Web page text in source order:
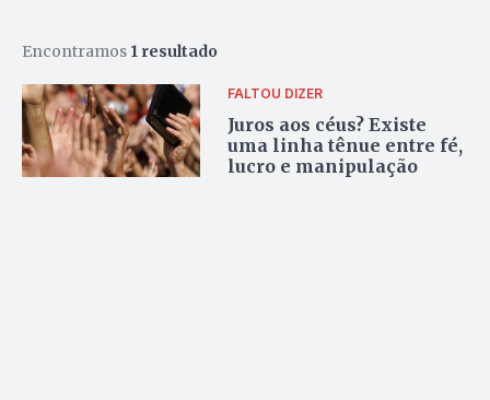
Encontramos 1 resultado
FALTOU DIZER
Juros aos céus? Existe
uma linha tênue entre fé,
lucro e manipulação